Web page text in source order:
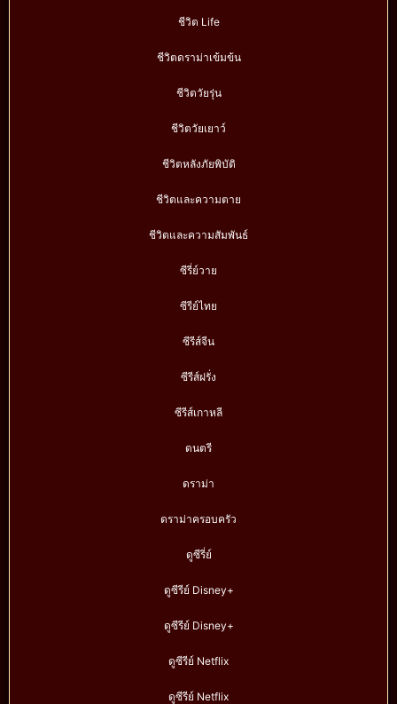
ชีวิต Life
ชีวิตดราม่าเข้มข้น
ชีวิตวัยรุ่น
ชีวิตวัยเยาว์
ชีวิตหลังภัยพิบัติ
ชีวิตและความตาย
ชีวิตและความสัมพันธ์
ซีรี่ย์วาย
ซีรีย์ไทย
ซีรีส์จีน
ซีรีส์ฝรั่ง
ซีรีส์เกาหลี
ดนตรี
ดราม่า
ดราม่าครอบครัว
ดูซีรี่ย์
ดูซีรีย์ Disney+
ดูซีรีย์ Disney+
ดูซีรีย์ Netflix
ดูซีรีย์ Netflix